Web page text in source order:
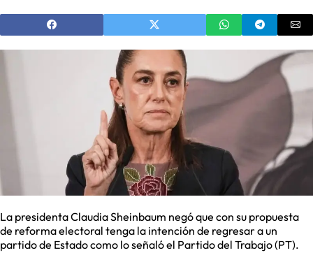
La presidenta Claudia Sheinbaum negó que con su propuesta
de reforma electoral tenga la intención de regresar a un
partido de Estado como lo señaló el Partido del Trabajo (PT).